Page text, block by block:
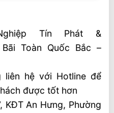
Tín Phát &
Bãi Toàn Quốc Bắc –
liên hệ với Hotline để
được tốt hơn
An Hưng, Phường